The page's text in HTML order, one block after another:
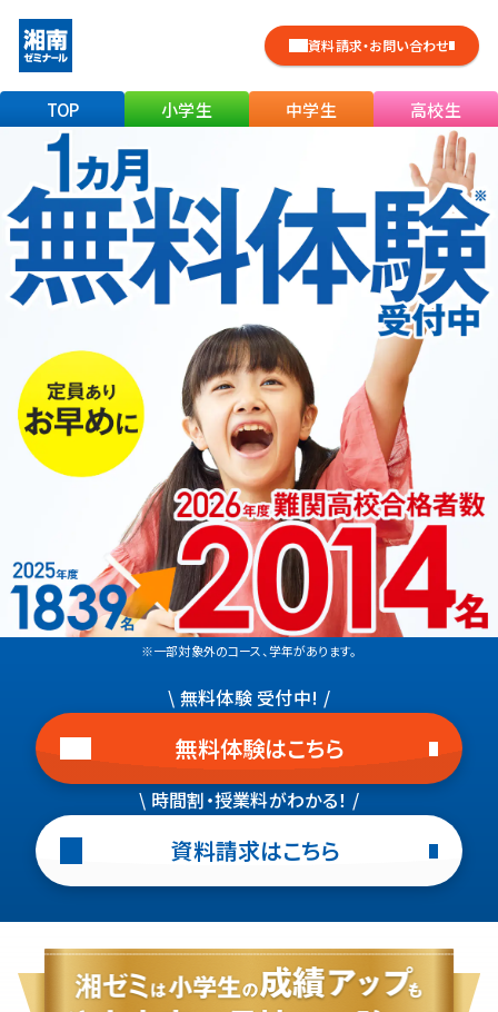
資料請求・お問い合わせ
TOP 小学生 中学生 高校生
※一部対象外のコース、学年があります。
\ 無料体験 受付中! /
無料体験はこちら
\ 時間割・授業料がわかる！ /
資料請求はこちら